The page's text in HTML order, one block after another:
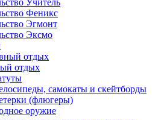
Учитель
Феникс
Эгмонт
Эксмо
отдых
отдых
самокаты и скейтборды
(флюгеры)
оружие